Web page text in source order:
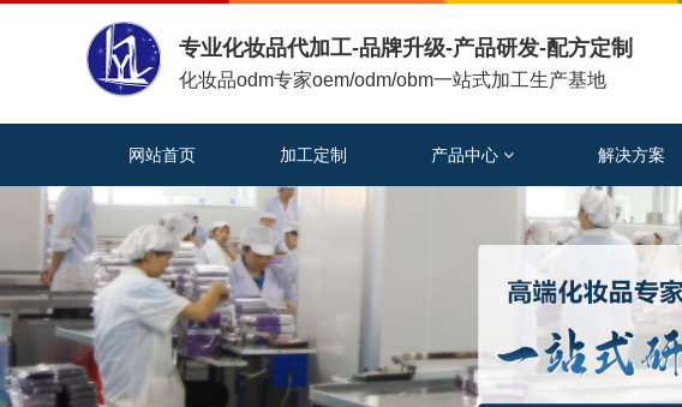
专业化妆品代加工-品牌升级-产品研发-配方定制
化妆品odm专家oem/odm/obm一站式加工生产基地
网站首页 加工定制 产品中心 解决方案